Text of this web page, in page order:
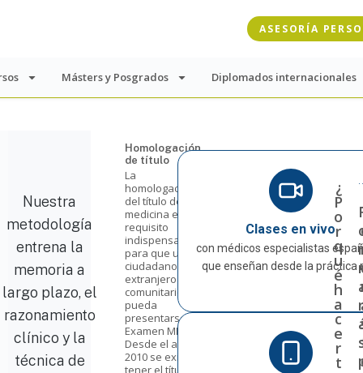
ASESORÍA
Másters y Posgrados Diplomados internacionales
Nuestra
metodología
entrena la
memoria a
largo plazo, el
razonamiento
clínico y la
técnica de
Homologación
de título
La
homologación
del título de
medicina es un
requisito
indispensable
para que un
ciudadano
extranjero y no
comunitario
pueda
presentarse al
Examen MIR.
Desde el año
2010 se exige
tener el título
Clases en vivo
con médicos especialistas
que enseñan desde la práctica
¿
P
o
r
q
u
é
h
a
c
e
r
t
r
r